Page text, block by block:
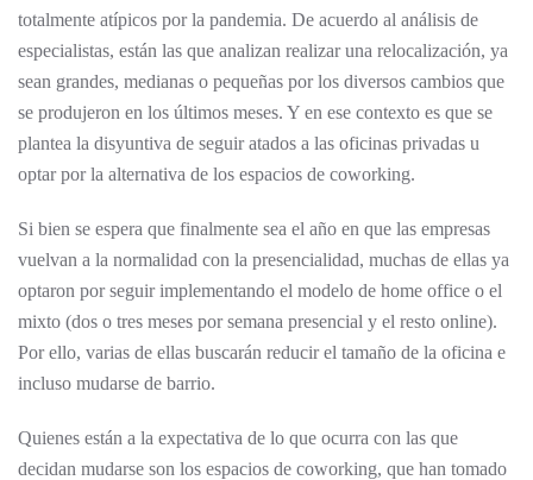
totalmente atípicos por la pandemia. De acuerdo al análisis de
especialistas, están las que analizan realizar una relocalización, ya
sean grandes, medianas o pequeñas por los diversos cambios que
se produjeron en los últimos meses. Y en ese contexto es que se
plantea la disyuntiva de seguir atados a las oficinas privadas u
optar por la alternativa de los espacios de coworking.
Si bien se espera que finalmente sea el año en que las empresas
vuelvan a la normalidad con la presencialidad, muchas de ellas ya
optaron por seguir implementando el modelo de home office o el
mixto (dos o tres meses por semana presencial y el resto online).
Por ello, varias de ellas buscarán reducir el tamaño de la oficina e
incluso mudarse de barrio.
Quienes están a la expectativa de lo que ocurra con las que
decidan mudarse son los espacios de coworking, que han tomado